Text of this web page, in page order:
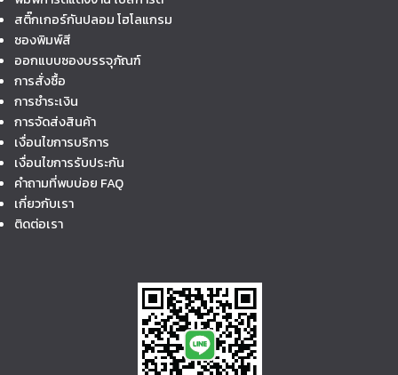
สติ๊กเกอร์กันปลอม โฮโลแกรม
ซองพิมพ์สี
ออกแบบซองบรรจุภัณฑ์
การสั่งซื้อ
การชำระเงิน
การจัดส่งสินค้า
เงื่อนไขการบริการ
เงื่อนไขการรับประกัน
คำถามที่พบบ่อย FAQ
เกี่ยวกับเรา
ติดต่อเรา